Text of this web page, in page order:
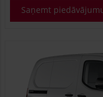
Saņemt